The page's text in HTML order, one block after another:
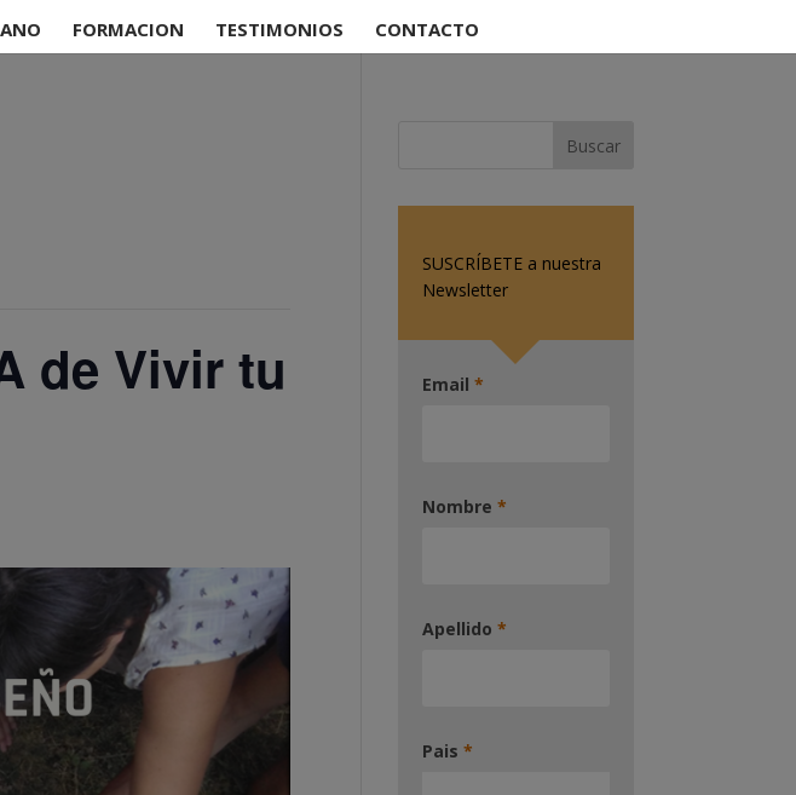
FORMACION TESTIMONIOS CONTACTO
de Vivir tu
SUSCRÍBETE a nuestra
Newsletter
Email*
Nombre*
Apellido*
Pais*